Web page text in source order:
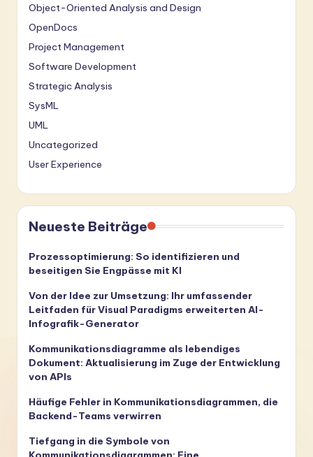
Object-Oriented Analysis and Design
OpenDocs
Project Management
Software Development
Strategic Analysis
SysML
UML
Uncategorized
User Experience
Neueste Beiträge
Prozessoptimierung: So identifizieren und
beseitigen Sie Engpässe mit KI
Von der Idee zur Umsetzung: Ihr umfassender
Leitfaden für Visual Paradigms erweiterten AI-
Infografik-Generator
Kommunikationsdiagramme als lebendiges
Dokument: Aktualisierung im Zuge der Entwicklung
von APIs
Häufige Fehler in Kommunikationsdiagrammen, die
Backend-Teams verwirren
Tiefgang in die Symbole von